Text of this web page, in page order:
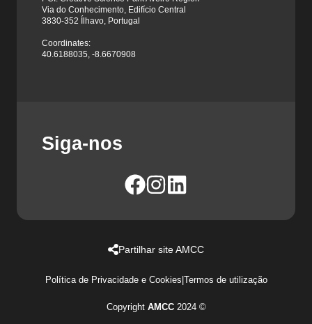
Via do Conhecimento, Edifício Central
3830-352 Ílhavo, Portugal
Coordinates:
40.6188035, -8.6670908
Siga-nos
Partilhar site AMCC
Política de Privacidade e Cookies|Termos de utilização
Copyright AMCC2024 ©